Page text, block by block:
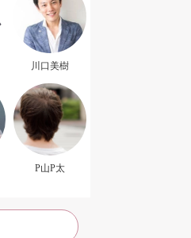
川口美樹
P山P太